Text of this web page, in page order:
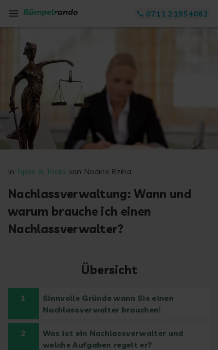
0711 21954082
In Tipps & Tricks von Nadine Rziha
Nachlassverwaltung: Wann und
warum brauche ich einen
Nachlassverwalter?
Übersicht
1
Sinnvolle Gründe wann Sie einen
Nachlassverwalter brauchen!
2
Was ist ein Nachlassverwalter und
welche Aufgaben regelt er?